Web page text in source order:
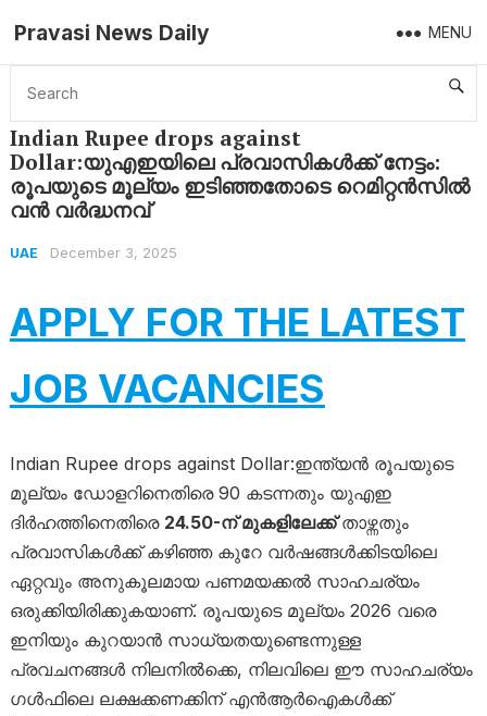
Pravasi News Daily MENU
Home UAE Indian Rupee drops against Dollar:യുഎഇയിലെ പ്രവാസികൾക്ക് നേട്ടം: രൂപയുടെ മൂല്യം ഇടിഞ്ഞതോടെ റെമിറ്റൻസിൽ വൻ വർദ്ധനവ്
Indian Rupee drops against
Dollar:യുഎഇയിലെ പ്രവാസികൾക്ക് നേട്ടം:
രൂപയുടെ മൂല്യം ഇടിഞ്ഞതോടെ റെമിറ്റൻസിൽ
വൻ വർദ്ധനവ്
UAE December 3, 2025
APPLY FOR THE LATEST
JOB VACANCIES
Indian Rupee drops against Dollar:ഇന്ത്യൻ രൂപയുടെ
മൂല്യം ഡോളറിനെതിരെ 90 കടന്നതും യുഎഇ
ദിർഹത്തിനെതിരെ 24.50-ന് മുകളിലേക്ക്താഴ്ന്നതും
പ്രവാസികൾക്ക് കഴിഞ്ഞ കുറേ വർഷങ്ങൾക്കിടയിലെ
ഏറ്റവും അനുകൂലമായ പണമയക്കൽ സാഹചര്യം
ഒരുക്കിയിരിക്കുകയാണ്. രൂപയുടെ മൂല്യം 2026 വരെ
ഇനിയും കുറയാൻ സാധ്യതയുണ്ടെന്നുള്ള
പ്രവചനങ്ങൾ നിലനിൽക്കെ, നിലവിലെ ഈ സാഹചര്യം
ഗൾഫിലെ ലക്ഷക്കണക്കിന് എൻആർഐകൾക്ക്